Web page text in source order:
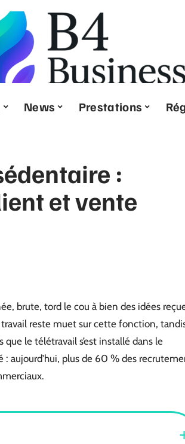
News Prestations
:
et vente
brute, tord le cou à bien des idées
reste muet sur cette fonction,
le télétravail s’est installé dans le
: aujourd’hui, plus de 60 % des